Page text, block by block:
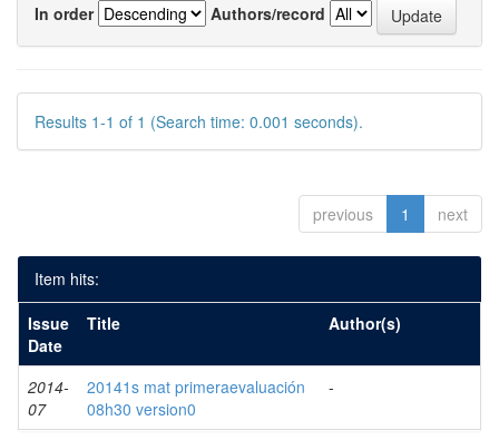
In order
Authors/record
Results 1-1 of 1 (Search time: 0.001 seconds).
previous 1 next
Item hits:
Issue
Date
Title Author(s)
2014-
07
20141s mat primeraevaluación
08h30 version0
-